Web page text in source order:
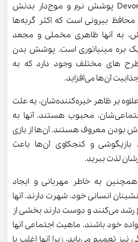
بارزترین ویژگی Devon Rex پوشش نرم و موج‌دار بدنش
بیرونی است که اکثر گربه‌ها
به آنها ظاهری مخملی و مجعد
بره مینیاتوری است. پوشش بدن
های مختلف وجود دارد که به
آن‌ها می‌افزاید.
بر ظاهر خیره‌کننده‌شان، به علت
محبوب هستند. آنها به
بودن معروف هستند. آن‌ها از بازی
بازیگوشی و کنجکاوی آن‌ها باعث
لذت ببرید.
به خاطر مهربانی و ایجاد
انسانی خود، شهرت دارند. آنها
رشد می‌کنند و دوست دارند بخشی از
خود باشند. ماهیت اجتماعی آنها
تعمیم می‌یابد، زیرا آنها اغلب با